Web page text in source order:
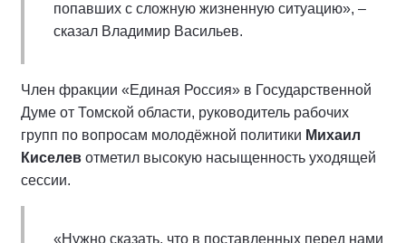
попавших с сложную жизненную ситуацию», –
сказал Владимир Васильев.
Член фракции «Единая Россия» в Государственной
Думе от Томской области, руководитель рабочих
групп по вопросам молодёжной политики Михаил
Киселев отметил высокую насыщенность уходящей
сессии.
«Нужно сказать, что в поставленных перед нами